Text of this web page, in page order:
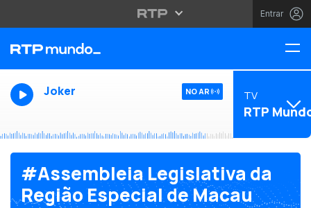
Entrar
Joker NO AR TV
RTP
#Assembleia Legislativa da
Região Especial de Macau